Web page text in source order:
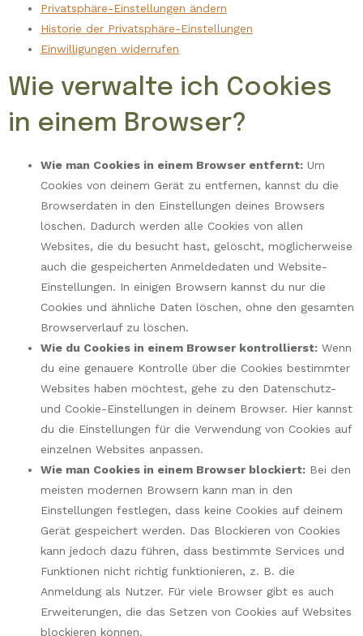
Privatsphäre-Einstellungen ändern
Historie der Privatsphäre-Einstellungen
Einwilligungen widerrufen
Wie verwalte ich Cookies
in einem Browser?
Wie man Cookies in einem Browser entfernt: Um
Cookies von deinem Gerät zu entfernen, kannst du die
Browserdaten in den Einstellungen deines Browsers
löschen. Dadurch werden alle Cookies von allen
Websites, die du besucht hast, gelöscht, möglicherweise
auch die gespeicherten Anmeldedaten und Website-
Einstellungen. In einigen Browsern kannst du nur die
Cookies und ähnliche Daten löschen, ohne den gesamten
Browserverlauf zu löschen.
Wie du Cookies in einem Browser kontrollierst: Wenn
du eine genauere Kontrolle über die Cookies bestimmter
Websites haben möchtest, gehe zu den Datenschutz-
und Cookie-Einstellungen in deinem Browser. Hier kannst
du die Einstellungen für die Verwendung von Cookies auf
einzelnen Websites anpassen.
Wie man Cookies in einem Browser blockiert: Bei den
meisten modernen Browsern kann man in den
Einstellungen festlegen, dass keine Cookies auf deinem
Gerät gespeichert werden. Das Blockieren von Cookies
kann jedoch dazu führen, dass bestimmte Services und
Funktionen nicht richtig funktionieren, z. B. die
Anmeldung als Nutzer. Für viele Browser gibt es auch
Erweiterungen, die das Setzen von Cookies auf Websites
blockieren können.